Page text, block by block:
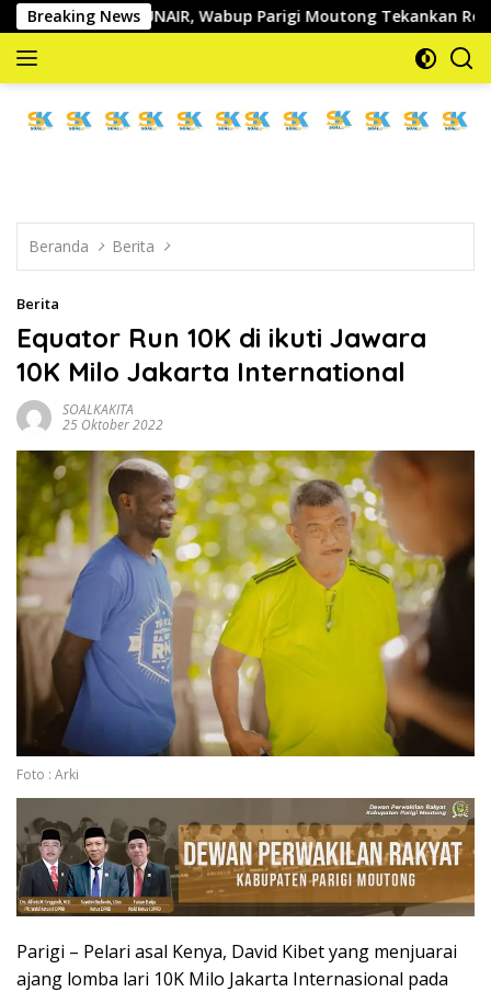
Langsung
ke
konten
Breaking News
& UNAIR, Wabup Parigi Moutong Tekankan Realisasi
mengabarkan
Beranda Berita
Berita
Equator Run 10K di ikuti Jawara
10K Milo Jakarta International
SOALKAKITA
25 Oktober 2022
Foto : Arki
Parigi – Pelari asal Kenya, David Kibet yang menjuarai
ajang lomba lari 10K Milo Jakarta Internasional pada